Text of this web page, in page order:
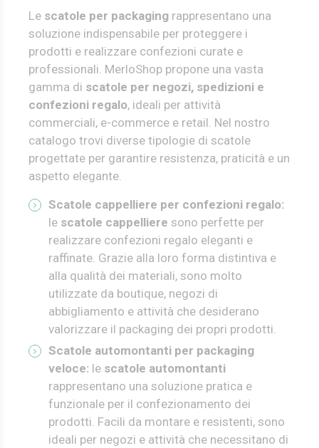
Le scatole per packaging rappresentano una
soluzione indispensabile per proteggere i
prodotti e realizzare confezioni curate e
professionali. MerloShop propone una vasta
gamma di scatole per negozi, spedizioni e
confezioni regalo, ideali per attività
commerciali, e-commerce e retail. Nel nostro
catalogo trovi diverse tipologie di scatole
progettate per garantire resistenza, praticità e un
aspetto elegante.
Scatole cappelliere per confezioni regalo:
le scatole cappelliere sono perfette per
realizzare confezioni regalo eleganti e
raffinate. Grazie alla loro forma distintiva e
alla qualità dei materiali, sono molto
utilizzate da boutique, negozi di
abbigliamento e attività che desiderano
valorizzare il packaging dei propri prodotti.
Scatole automontanti per packaging
veloce: le scatole automontanti
rappresentano una soluzione pratica e
funzionale per il confezionamento dei
prodotti. Facili da montare e resistenti, sono
ideali per negozi e attività che necessitano di